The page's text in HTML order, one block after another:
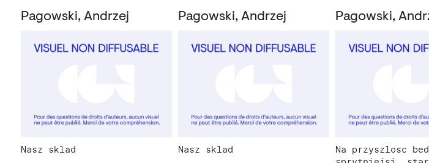
Pagowski, Andrzej
Nasz sklad
Pagowski, Andrzej
Nasz sklad
Pagowski,
Na przyszlosc